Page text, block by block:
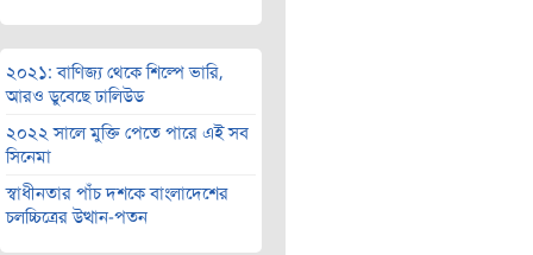
২০২১: বাণিজ্য থেকে শিল্পে ভারি,
আরও ডুবেছে ঢালিউড
২০২২ সালে মুক্তি পেতে পারে এই সব
সিনেমা
স্বাধীনতার পাঁচ দশকে বাংলাদেশের
চলচ্চিত্রের উত্থান-পতন